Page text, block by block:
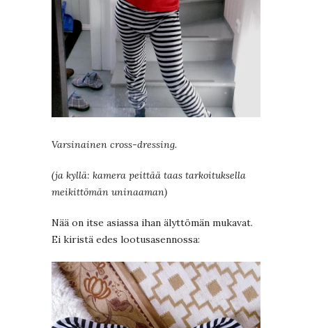
Varsinainen cross-dressing.
(ja kyllä: kamera peittää taas tarkoituksella
meikittömän uninaaman)
Nää on itse asiassa ihan älyttömän mukavat.
Ei kiristä edes lootusasennossa: